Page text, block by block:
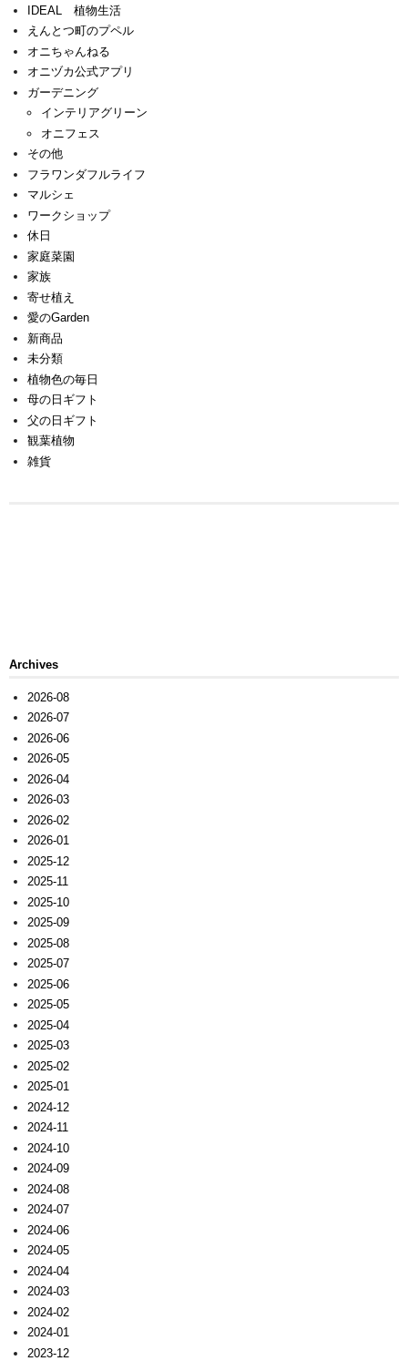
IDEAL 植物生活
えんとつ町のプペル
オニちゃんねる
オニヅカ公式アプリ
ガーデニング
インテリアグリーン
オニフェス
その他
フラワンダフルライフ
マルシェ
ワークショップ
休日
家庭菜園
家族
寄せ植え
愛のGarden
新商品
未分類
植物色の毎日
母の日ギフト
父の日ギフト
観葉植物
雑貨
Archives
2026-08
2026-07
2026-06
2026-05
2026-04
2026-03
2026-02
2026-01
2025-12
2025-11
2025-10
2025-09
2025-08
2025-07
2025-06
2025-05
2025-04
2025-03
2025-02
2025-01
2024-12
2024-11
2024-10
2024-09
2024-08
2024-07
2024-06
2024-05
2024-04
2024-03
2024-02
2024-01
2023-12